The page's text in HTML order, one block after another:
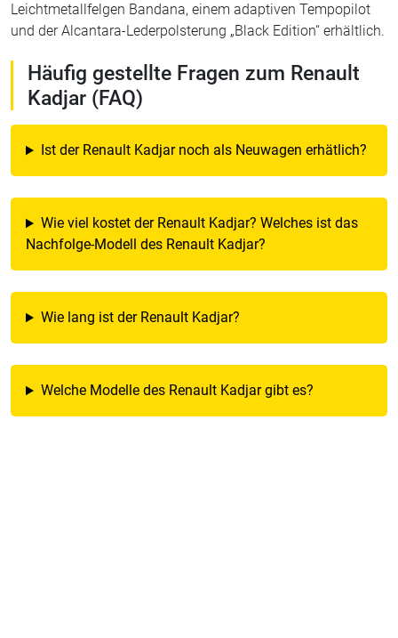
Leichtmetallfelgen Bandana , einem adaptiven Tempopilot
und der Alcantara-Lederpolsterung „Black Edition“ erhältlich.
Häufig gestellte Fragen zum Renault
Kadjar (FAQ)
Ist der Renault Kadjar noch als Neuwagen erhätlich?
Wie viel kostet der Renault Kadjar? Welches ist das
Nachfolge-Modell des Renault Kadjar?
Wie lang ist der Renault Kadjar?
Welche Modelle des Renault Kadjar gibt es?